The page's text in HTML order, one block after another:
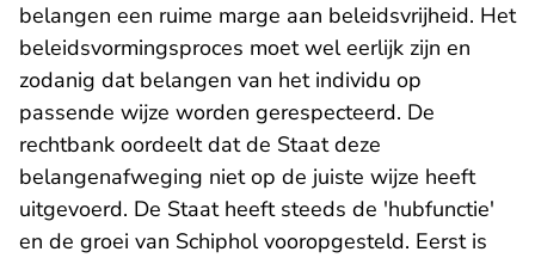
belangen een ruime marge aan beleidsvrijheid. Het
beleidsvormingsproces moet wel eerlijk zijn en
zodanig dat belangen van het individu op
passende wijze worden gerespecteerd. De
rechtbank oordeelt dat de Staat deze
belangenafweging niet op de juiste wijze heeft
uitgevoerd. De Staat heeft steeds de 'hubfunctie'
en de groei van Schiphol vooropgesteld. Eerst is